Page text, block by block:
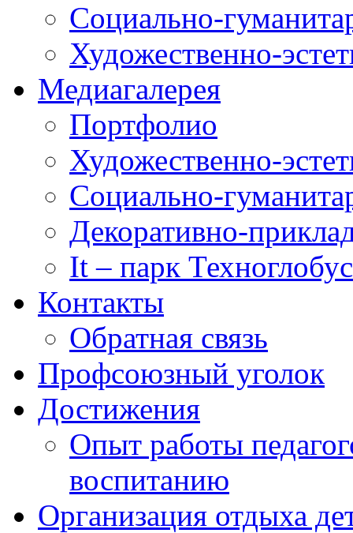
Социально-
Художественно-
Медиагалерея
Портфолио
Художественно-
Социально-
Декоративно-
It – парк Техноглобус
Контакты
Обратная связь
Профсоюзный уголок
Достижения
Опыт работы
воспитанию
Организация отдыха